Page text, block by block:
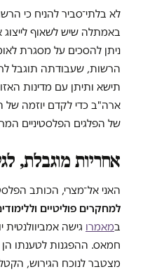
לא בלתי־סביר להניח כי
באמתלה שיש לשאוף לייצוג
ניתן להסכים על מסגרת
הרשות, שעבודתה תוגבל
תישא ותיתן עם מדינות
ארה"ב כדי לקדם יוזמה
של הפלגים הפלסטיניים
אחריות מוגבלת,
האני אל־מצרי, הכותב
למחקרים פוליטיים
במאמרו גישה
חמאס. ההפגנות לטענתו הן
מצטבר לנוכח הגירוש,